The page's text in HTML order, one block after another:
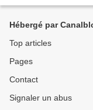
Hébergé par
Top articles
Pages
Contact
Signaler un abus